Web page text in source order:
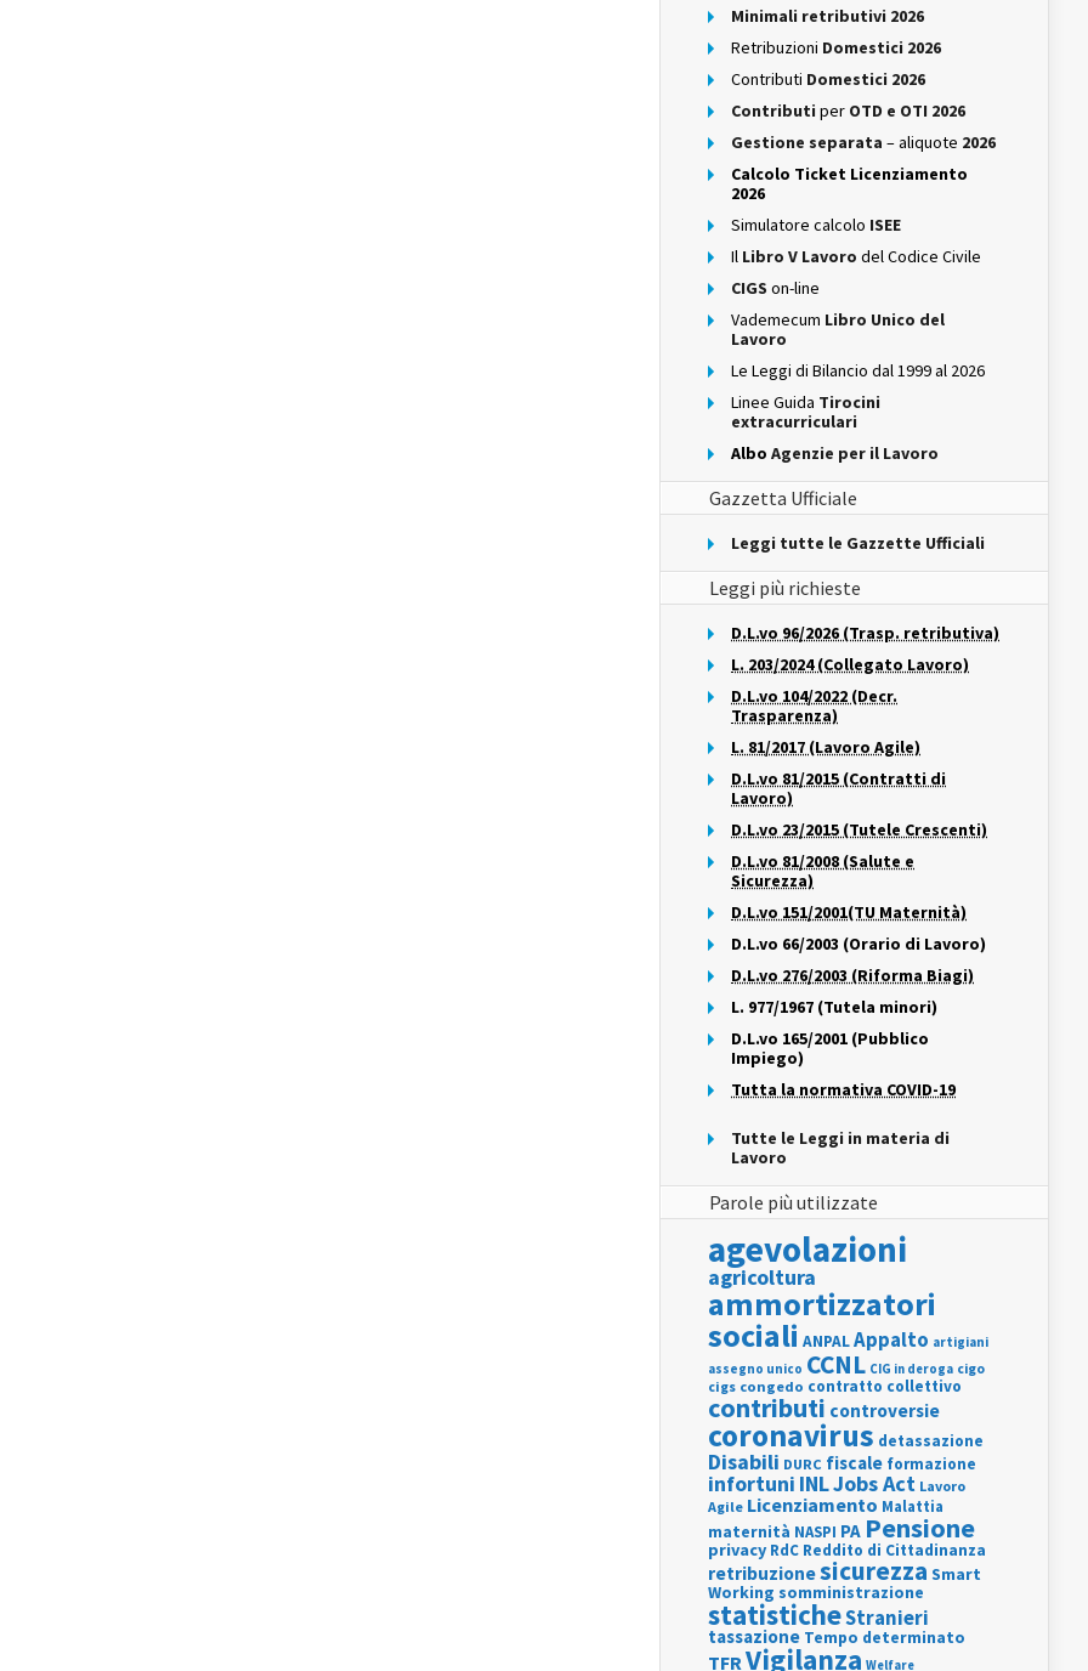
Minimali retributivi 2026
Retribuzioni Domestici 2026
Contributi Domestici 2026
Contributi per OTD e OTI 2026
Gestione separata – aliquote 2026
Calcolo Ticket Licenziamento
2026
Simulatore calcolo ISEE
Il Libro V Lavoro del Codice Civile
CIGS on-line
Vademecum Libro Unico del
Lavoro
Le Leggi di Bilancio dal 1999 al 2026
Linee Guida Tirocini
extracurriculari
Albo Agenzie per il Lavoro
Gazzetta Ufficiale
Leggi tutte le Gazzette Ufficiali
Leggi più richieste
D.L.vo 96/2026 (Trasp. retributiva)
L. 203/2024 (Collegato Lavoro)
D.L.vo 104/2022 (Decr.
Trasparenza)
L. 81/2017 (Lavoro Agile)
D.L.vo 81/2015 (Contratti di
Lavoro)
D.L.vo 23/2015 (Tutele Crescenti)
D.L.vo 81/2008 (Salute e
Sicurezza)
D.L.vo 151/2001(TU Maternità)
D.L.vo 66/2003 (Orario di Lavoro)
D.L.vo 276/2003 (Riforma Biagi)
L. 977/1967 (Tutela minori)
D.L.vo 165/2001 (Pubblico
Impiego)
Tutta la normativa COVID-19
Tutte le Leggi in materia di
Lavoro
Parole più utilizzate
agevolazioni
agricoltura
ammortizzatori
sociali ANPALAppalto artigiani
assegno unico CCNL CIG in deroga cigo
cigs congedo contratto collettivo
contributi controversie
coronavirus detassazione
Disabili DURC fiscale formazione
infortuni INLJobs Act Lavoro
Agile Licenziamento Malattia
maternità NASPI PA Pensione
privacy RdC Reddito di Cittadinanza
retribuzionesicurezza Smart
Working somministrazione
statisticheStranieri
tassazione Tempo determinato
TFRVigilanza Welfare